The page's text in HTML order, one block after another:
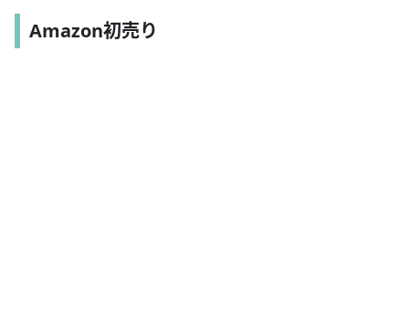
Amazon初売り